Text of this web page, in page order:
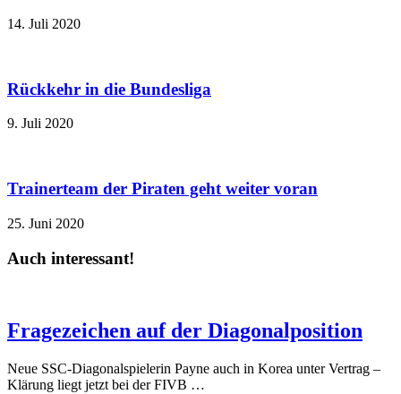
14. Juli 2020
Rückkehr in die Bundesliga
9. Juli 2020
Trainerteam der Piraten geht weiter voran
25. Juni 2020
Auch interessant!
Fragezeichen auf der Diagonalposition
Neue SSC-Diagonalspielerin Payne auch in Korea unter Vertrag –
Klärung liegt jetzt bei der FIVB …